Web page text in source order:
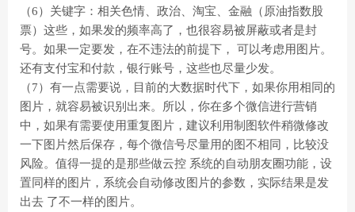
（6）关键字：相关色情、政治、淘宝、金融（原油指数股
票）这些，如果发的频率高了，也很容易被屏蔽或者是封
号。如果一定要发，在不违法的前提下， 可以考虑用图片。
还有支付宝和付款，银行账号，这些也尽量少发。
（7）有一点需要说，目前的大数据时代下，如果你用相同的
图片，就容易被识别出来。所以，你在多个微信进行营销
中，如果有需要使用重复图片，建议利用制图软件稍微修改
一下图片然后保存，每个微信号尽量用的图不相同，比较没
风险。值得一提的是那些做云控 系统的自动朋友圈功能，设
置同样的图片，系统会自动修改图片的参数，实际结果是发
出去 了不一样的图片。